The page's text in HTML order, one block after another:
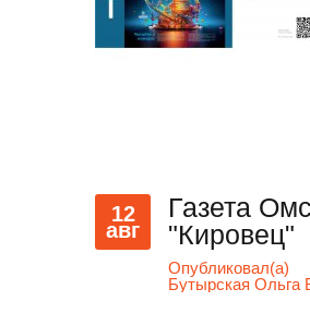
12
авг
Газета
"Кировец"
Опубликовал(а)
Бутырская Ольга